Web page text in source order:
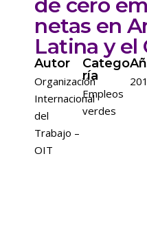
de cero
netas en
Latina y el
Autor
Organización
Internacional
del
Trabajo –
OIT
Catego
ría
Empleos
verdes